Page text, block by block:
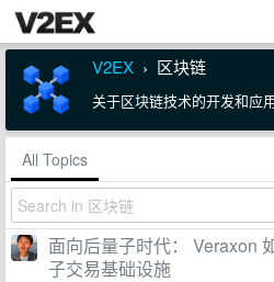
V2EX › 区块链
关于区块链技术的开发和应
All Topics
面向后量子时代： Veraxon
子交易基础设施